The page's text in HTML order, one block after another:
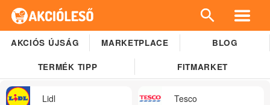
AKCIÓS ÚJSÁG MARKETPLACE BLOG
TERMÉK TIPP FITMARKET
Lidl Tesco